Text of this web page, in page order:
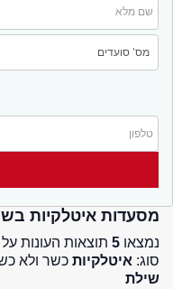
מסעדות איטלקיות
נמצאו 5 תוצאות העונות
סוג: איטלקיות כשר ולא
שילת